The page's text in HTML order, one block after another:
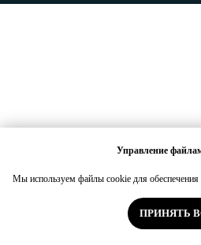
Управление
Мы используем файлы cookie для обеспечения
ПРИНЯТЬ